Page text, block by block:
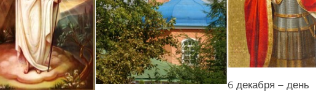
6 декабря – день